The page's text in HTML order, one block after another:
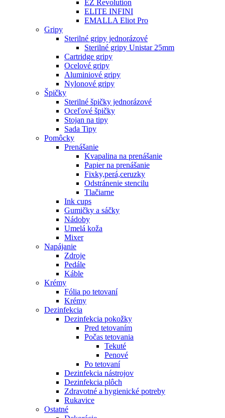
EZ Revolution
ELITE INFINI
EMALLA Eliot Pro
Gripy
Sterilné gripy jednorázové
Sterilné gripy Unistar 25mm
Cartridge gripy
Ocelové gripy
Aluminiové gripy
Nylonové gripy
Špičky
Sterilné špičky jednorázové
Oceľové špičky
Stojan na tipy
Sada Tipy
Pomôcky
Prenášanie
Kvapalina na prenášanie
Papier na prenášanie
Fixky,perá,ceruzky
Odstránenie stencilu
Tlačiarne
Ink cups
Gumičky a sáčky
Nádoby
Umelá koža
Mixer
Napájanie
Zdroje
Pedále
Káble
Krémy
Fólia po tetovaní
Krémy
Dezinfekcia
Dezinfekcia pokožky
Pred tetovaním
Počas tetovania
Tekuté
Penové
Po tetovaní
Dezinfekcia nástrojov
Dezinfekcia plôch
Zdravotné a hygienické potreby
Rukavice
Ostatné